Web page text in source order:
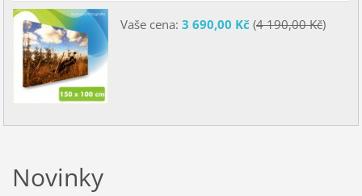
Vaše cena: 3 690,00 Kč(4 190,00 Kč)
Novinky